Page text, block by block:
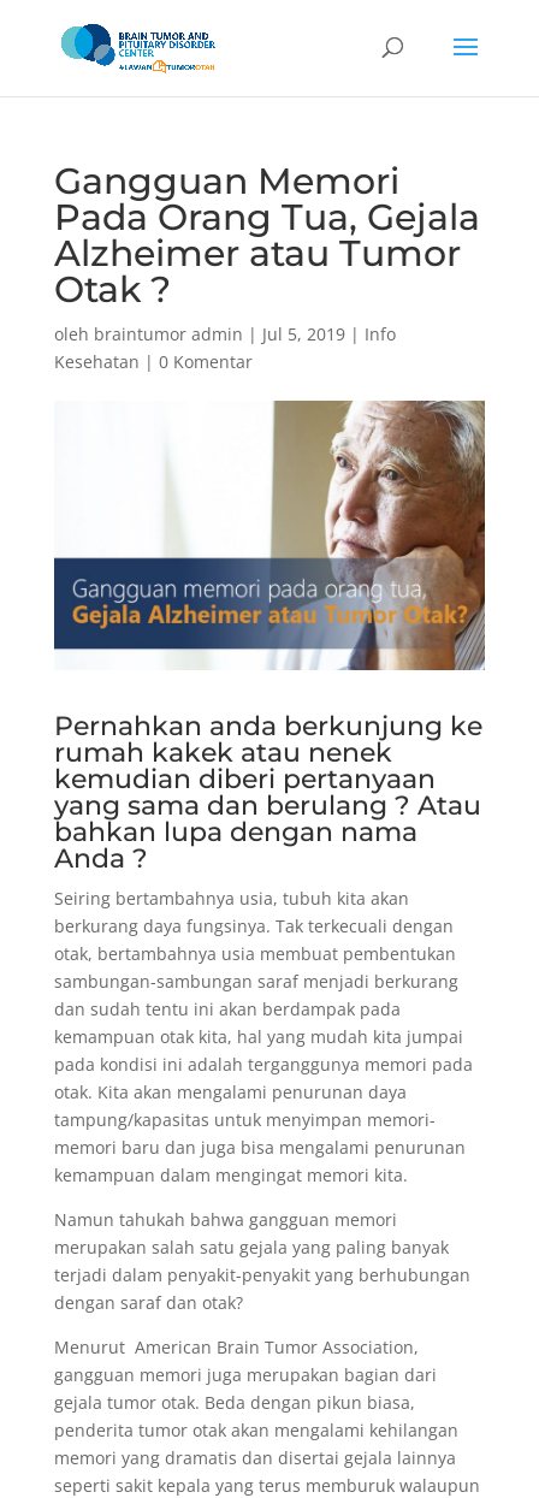
Gangguan Memori
Pada Orang Tua, Gejala
Alzheimer atau Tumor
Otak ?
oleh braintumor admin | Jul 5, 2019| Info
Kesehatan | 0 Komentar
Pernahkan anda berkunjung ke
rumah kakek atau nenek
kemudian diberi pertanyaan
yang sama dan berulang ? Atau
bahkan lupa dengan nama
Anda ?
Seiring bertambahnya usia, tubuh kita akan
berkurang daya fungsinya. Tak terkecuali dengan
otak, bertambahnya usia membuat pembentukan
sambungan-sambungan saraf menjadi berkurang
dan sudah tentu ini akan berdampak pada
kemampuan otak kita, hal yang mudah kita jumpai
pada kondisi ini adalah terganggunya memori pada
otak. Kita akan mengalami penurunan daya
tampung/kapasitas untuk menyimpan memori-
memori baru dan juga bisa mengalami penurunan
kemampuan dalam mengingat memori kita.
Namun tahukah bahwa gangguan memori
merupakan salah satu gejala yang paling banyak
terjadi dalam penyakit-penyakit yang berhubungan
dengan saraf dan otak?
Menurut American Brain Tumor Association,
gangguan memori juga merupakan bagian dari
gejala tumor otak. Beda dengan pikun biasa,
penderita tumor otak akan mengalami kehilangan
memori yang dramatis dan disertai gejala lainnya
seperti sakit kepala yang terus memburuk walaupun